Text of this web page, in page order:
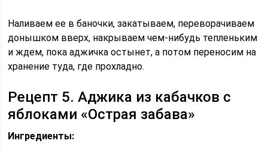
Наливаем ее в баночки, закатываем, переворачиваем
донышком вверх, накрываем чем-нибудь тепленьким
и ждем, пока аджичка остынет, а потом переносим на
хранение туда, где прохладно.
Рецепт 5. Аджика из кабачков с
яблоками «Острая забава»
Ингредиенты: